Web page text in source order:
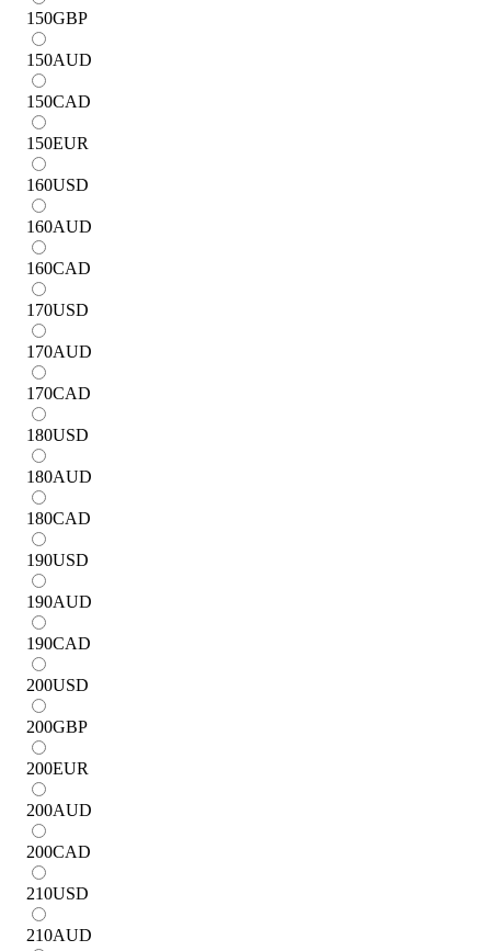
150GBP
150AUD
150CAD
150EUR
160USD
160AUD
160CAD
170USD
170AUD
170CAD
180USD
180AUD
180CAD
190USD
190AUD
190CAD
200USD
200GBP
200EUR
200AUD
200CAD
210USD
210AUD